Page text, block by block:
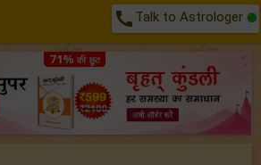
call Talk to Astrologer